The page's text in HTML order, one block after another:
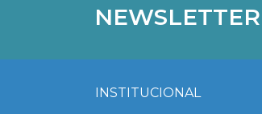
NEWSLETTER
INSTITUCIONAL